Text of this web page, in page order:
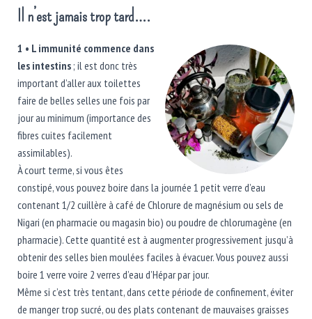
Il n’est jamais trop tard….
1 • L immunité commence dans
les intestins ; il est donc très
important d’aller aux toilettes
faire de belles selles une fois par
jour au minimum (importance des
fibres cuites facilement
assimilables).
À court terme, si vous êtes
constipé, vous pouvez boire dans la journée 1 petit verre d’eau
contenant 1/2 cuillère à café de Chlorure de magnésium ou sels de
Nigari (en pharmacie ou magasin bio) ou poudre de chlorumagène (en
pharmacie). Cette quantité est à augmenter progressivement jusqu’à
obtenir des selles bien moulées faciles à évacuer. Vous pouvez aussi
boire 1 verre voire 2 verres d’eau d’Hépar par jour.
Même si c’est très tentant, dans cette période de confinement, éviter
de manger trop sucré, ou des plats contenant de mauvaises graisses